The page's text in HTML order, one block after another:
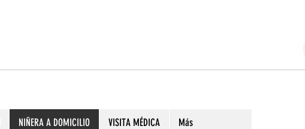
NIÑERA A DOMICILIO VISITA MÉDICA Más